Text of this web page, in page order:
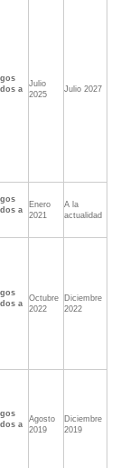
a
Julio
2025
Julio 2027
a
Enero
2021
A la
actualidad
a
Octubre
2022
Diciembre
2022
a
Agosto
2019
Diciembre
2019